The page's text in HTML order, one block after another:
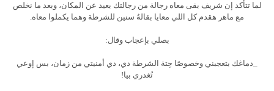
لما تتأكد إن شريف بقى معاه رجالة من رجالتك بعيد عن المكان، وبعد ما نخلص
مع ماهر هقدم كل اللي معايا بقالهُ سنين للشرطة وهما يكملوا معاه.
بصلي بإعجاب وقال:
_دماغك بتعجبني وخصوصًا حِتة الشرطة دي، دي أمنيتي من زمان، بس إوعي
تُغدري بيا!